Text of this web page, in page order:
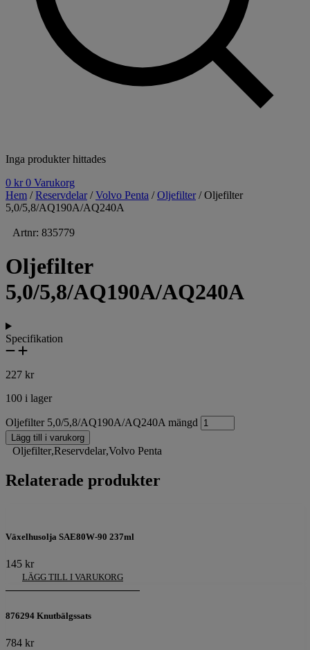
Inga produkter hittades
0 kr 0 Varukorg
Hem /Reservdelar /Volvo Penta /Oljefilter / Oljefilter
5,0/5,8/AQ190A/AQ240A
Artnr: 835779
Oljefilter
5,0/5,8/AQ190A/AQ240A
Specifikation
227 kr
100 i lager
Oljefilter 5,0/5,8/AQ190A/AQ240A mängd
Lägg till i varukorg
Oljefilter,Reservdelar,Volvo Penta
Relaterade produkter
Växelhusolja SAE80W-90 237ml
145 kr
LÄGG TILL I VARUKORG
876294 Knutbälgssats
784 kr